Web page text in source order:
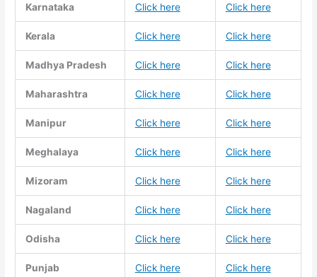
Karnataka Click here Click here
Kerala Click here Click here
Madhya Pradesh Click here Click here
Maharashtra Click here Click here
Manipur Click here Click here
Meghalaya Click here Click here
Mizoram Click here Click here
Nagaland Click here Click here
Odisha Click here Click here
Punjab Click here Click here